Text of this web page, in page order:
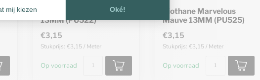
Biothane Pastel Paars
13MM (PU522)
€3,15
Stukprijs: €3,15 / Meter
Op voorraad
Biothane Marvelous
Mauve 13MM (PU525)
€3,15
Stukprijs: €3,15 / Meter
Op voorraad